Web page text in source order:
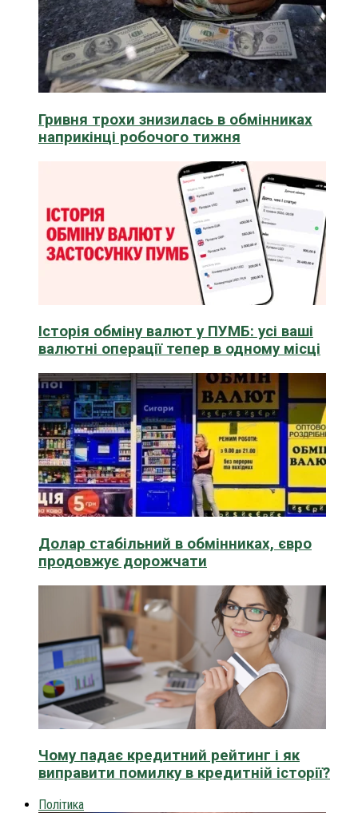
Гривня трохи знизилась в обмінниках
наприкінці робочого тижня
Історія обміну валют у ПУМБ: усі ваші
валютні операції тепер в одному місці
Долар стабільний в обмінниках, євро
продовжує дорожчати
Чому падає кредитний рейтинг і як
виправити помилку в кредитній історії?
Політика